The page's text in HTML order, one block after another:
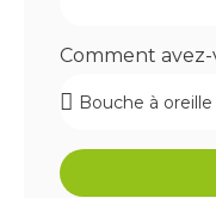
Comment